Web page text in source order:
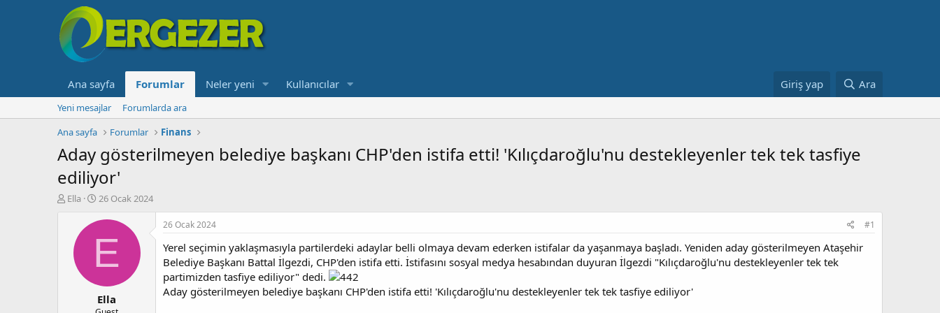
Ana sayfa Forumlar Neler yeni Kullanıcılar Giriş yap Ara
Yeni mesajlar
Forumlarda ara
Ana sayfa
Forumlar Finans
Aday gösterilmeyen belediye başkanı CHP'den istifa etti! 'Kılıçdaroğlu'nu destekleyenler tek tek tasfiye
ediliyor'
K
Ella
B
ş
a
n
ı
ç
26 Ocak 2024
E
Ella
26 Ocak 2024 #1
Yerel seçimin yaklaşmasıyla partilerdeki adaylar belli olmaya devam ederken istifalar da yaşanmaya başladı. Yeniden aday gösterilmeyen Ataşehir
Belediye Başkanı Battal İlgezdi, CHP'den istifa etti. İstifasını sosyal medya hesabından duyuran İlgezdi "Kılıçdaroğlu'nu destekleyenler tek tek
partimizden tasfiye ediliyor" dedi.
Aday gösterilmeyen belediye başkanı CHP'den istifa etti! 'Kılıçdaroğlu'nu destekleyenler tek tek tasfiye ediliyor'